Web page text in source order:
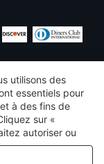
utilisons des
essentiels pour
à des fins de
sur «
autoriser ou
d’analyse et
notre